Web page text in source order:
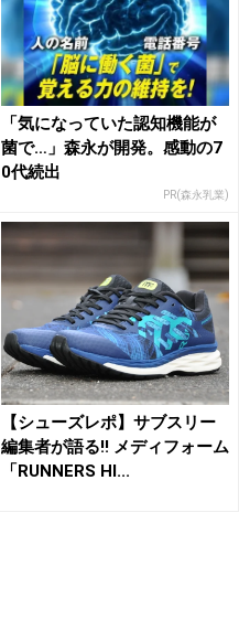
「気になっていた認知機能が
菌で…」森永が開発。感動の7
0代続出
PR(森永乳業)
【シューズレポ】サブスリー
編集者が語る!! メディフォーム
「RUNNERS HI...